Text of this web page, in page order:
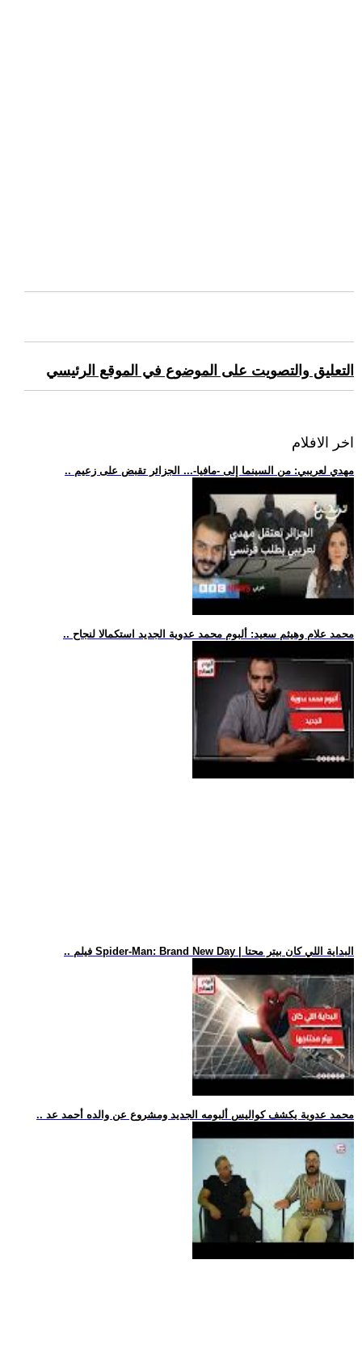
التعليق والتصويت على الموضوع في الموقع الرئيسي
اخر الافلام
.. مهدي لعريبي: من السينما إلى -مافيا-... الجزائر تقبض على زعيم
.. محمد علام وهيثم سعيد: ألبوم محمد عدوية الجديد استكمالا لنجاح
.. فيلم Spider-Man: Brand New Day | البداية اللي كان بيتر محتا
.. محمد عدوية يكشف كواليس ألبومه الجديد ومشروع عن والده أحمد عد